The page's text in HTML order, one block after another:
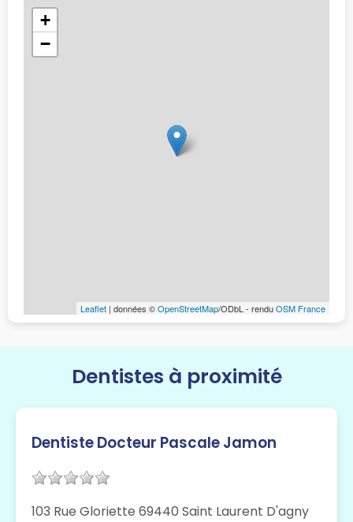
+
−
Leaflet | données ©OpenStreetMap/ODbL - renduOSM France
Dentistes à proximité
Dentiste Docteur Pascale Jamon
103 Rue Gloriette 69440 Saint Laurent D'agny